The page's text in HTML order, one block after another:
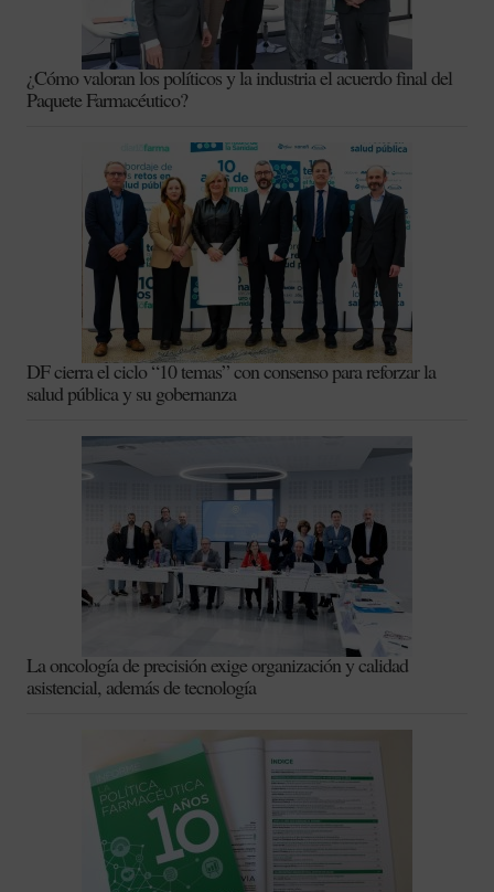
¿Cómo valoran los políticos y la industria el acuerdo final del
Paquete Farmacéutico?
DF cierra el ciclo “10 temas” con consenso para reforzar la
salud pública y su gobernanza
La oncología de precisión exige organización y calidad
asistencial, además de tecnología